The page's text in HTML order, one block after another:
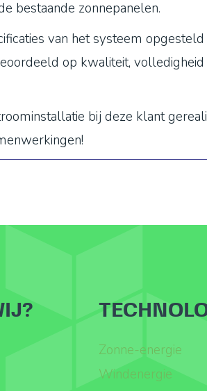
bestaande zonnepanelen.
van het systeem
op kwaliteit,
bij deze klant
Zonne-energie
Windenergie